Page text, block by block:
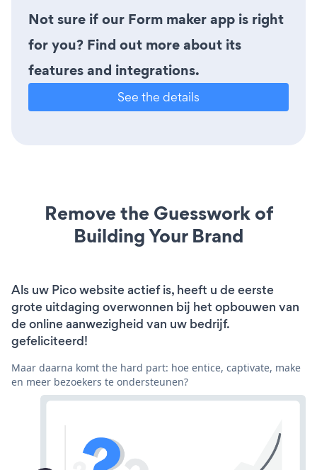
Not sure if our Form maker app is right
for you? Find out more about its
features and integrations.
See the details
Remove the Guesswork of
Building Your Brand
Als uw Pico website actief is, heeft u de eerste
grote uitdaging overwonnen bij het opbouwen van
de online aanwezigheid van uw bedrijf.
gefeliciteerd!
Maar daarna komt the hard part: hoe entice, captivate, make
en meer bezoekers te ondersteunen?